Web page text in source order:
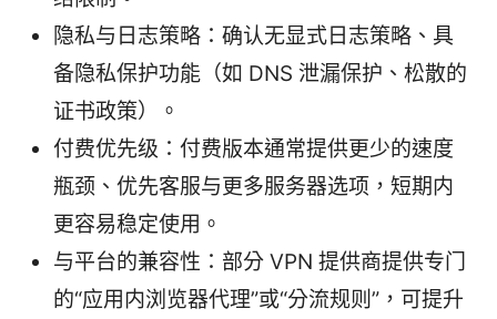
隐私与日志策略：确认无显式日志策略、具
备隐私保护功能（如 DNS 泄漏保护、松散的
证书政策）。
付费优先级：付费版本通常提供更少的速度
瓶颈、优先客服与更多服务器选项，短期内
更容易稳定使用。
与平台的兼容性：部分 VPN 提供商提供专门
的“应用内浏览器代理”或“分流规则”，可提升